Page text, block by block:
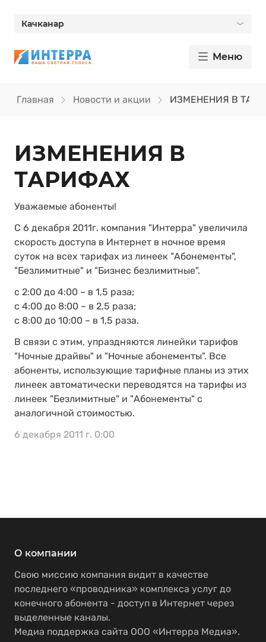
Качканар
Меню
Главная Новости и акции ИЗМЕНЕНИЯ В
ИЗМЕНЕНИЯ В
ТАРИФАХ
Уважаемые абоненты!
С 6 декабря 2011г. компания "Интерра" увеличила
скорость доступа в Интернет в ночное время
суток на всех тарифах из линеек "Абонементы",
"Безлимитные" и "Бизнес безлимитные".
с 2:00 до 4:00 – в 1,5 раза;
с 4:00 до 8:00 – в 2,5 раза;
с 8:00 до 10:00 – в 1,5 раза.
В связи с этим, упраздняются линейки тарифов
"Ночные драйвы" и "Ночные абонементы". Все
абоненты, использующие тарифные планы из этих
линеек автоматически переводятся на тарифы из
линеек "Безлимитные" и "Абонементы" с
аналогичной стоимостью.
6 декабря 2011 г. 0:00
О компании
Свою миссию компания видит в качестве
последнего «проводника» комплекса услуг до
конечного абонента - доступ в Интернет через
выделенные каналы.
Медиа поддержка сайта ООО «Интерра Медиа».